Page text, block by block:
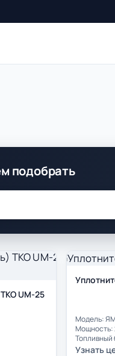
подобрать
UM-25
Модель:
Мощность:
Топливный
Узнать